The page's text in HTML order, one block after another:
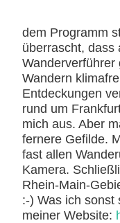
dem Programm
überrascht, dass
Wanderverführer
Wandern
Entdeckungen
rund um
mich aus. Aber
fernere Gefilde.
fast allen
Kamera.
Rhein-Main-
:-) Was ich sonst
meiner Website: